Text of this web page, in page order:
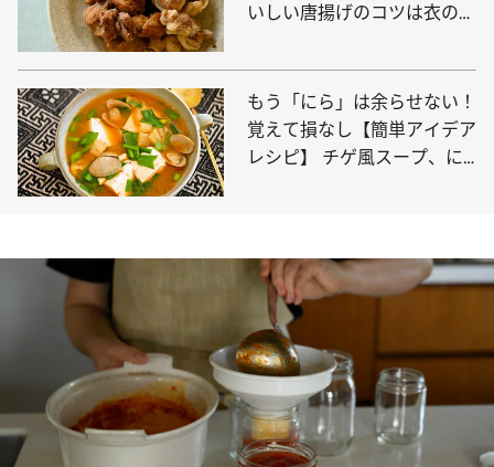
いしい唐揚げのコツは衣のW
くなる”理由も
もう「にら」は余らせない！
覚えて損なし【簡単アイデア
レシピ】 チゲ風スープ、に